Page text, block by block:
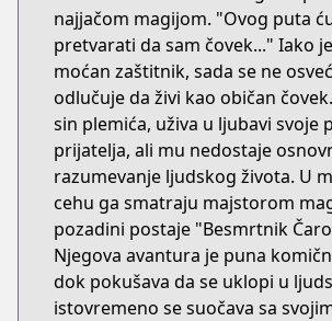
najjačom magijom. "Ovog puta
pretvarati da sam čovek..." Iako
moćan zaštitnik, sada se ne
odlučuje da živi kao običan
sin plemića, uživa u ljubavi svoje
prijatelja, ali mu nedostaje
razumevanje ljudskog života. U
cehu ga smatraju majstorom
pozadini postaje "Besmrtnik
Njegova avantura je puna
dok pokušava da se uklopi u
istovremeno se suočava sa